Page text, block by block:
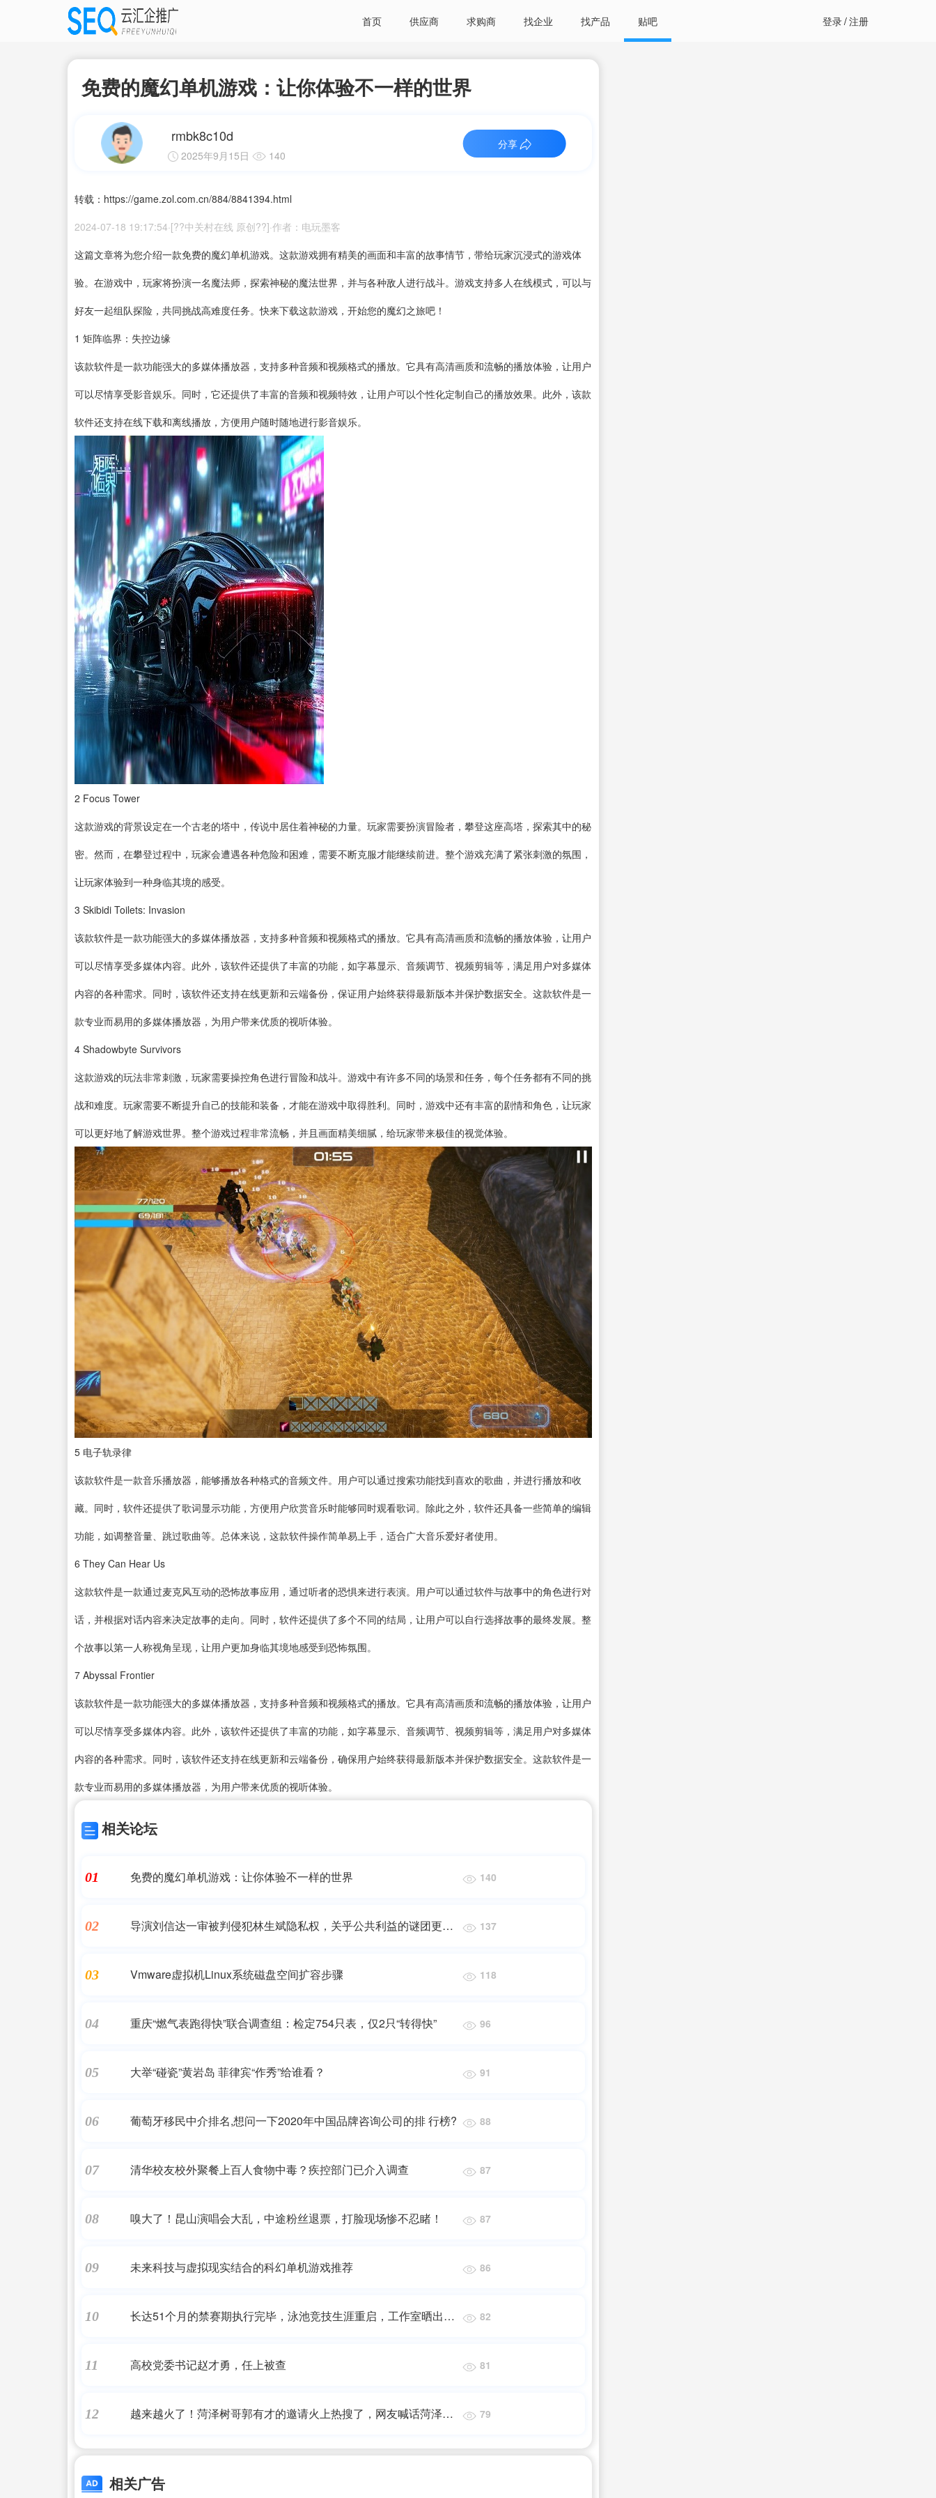
首页 供应商 求购商 找企业 找产品 贴吧 登录/注册
免费的魔幻单机游戏：让你体验不一样的世界
rmbk8c10d
2025年9月15日 140
分享
转载：https://game.zol.com.cn/884/8841394.html
2024-07-18 19:17:54·[??中关村在线 原创??]·作者：电玩墨客
这篇文章将为您介绍一款免费的魔幻单机游戏。这款游戏拥有精美的画面和丰富的故事情节，带给玩家沉浸式的游戏体
验。在游戏中，玩家将扮演一名魔法师，探索神秘的魔法世界，并与各种敌人进行战斗。游戏支持多人在线模式，可以与
好友一起组队探险，共同挑战高难度任务。快来下载这款游戏，开始您的魔幻之旅吧！
1 矩阵临界：失控边缘
该款软件是一款功能强大的多媒体播放器 ，支持多种音频和视频格式的播放。它具有高清画质和流畅的播放体验，让用户
可以尽情享受影音娱乐。同时，它还提供了丰富的音频和视频特效，让用户可以个性化定制自己的播放效果。此外，该款
软件还支持在线下载和离线播放，方便用户随时随地进行影音娱乐。
2 Focus Tower
这款游戏的背景设定在一个古老的塔中，传说中居住着神秘的力量。玩家需要扮演冒险者，攀登这座高塔，探索其中的秘
密。然而，在攀登过程中，玩家会遭遇各种危险和困难，需要不断克服才能继续前进。整个游戏充满了紧张刺激的氛围，
让玩家体验到一种身临其境的感受。
3 Skibidi Toilets: Invasion
该款软件是一款功能强大的多媒体播放器，支持多种音频和视频格式的播放。它具有高清画质和流畅的播放体验，让用户
可以尽情享受多媒体内容。此外，该软件还提供了丰富的功能，如字幕显示、音频调节、 视频剪辑等，满足用户对多媒体
内容的各种需求。同时，该软件还支持在线更新和云端备份，保证用户始终获得最新版本并保护数据安全。这款软件是一
款专业而易用的多媒体播放器，为用户带来优质的视听体验。
4 Shadowbyte Survivors
这款游戏的玩法非常刺激，玩家需要操控角色进行冒险和战斗。游戏中有许多不同的场景和任务，每个任务都有不同的挑
战和难度。玩家需要不断提升自己的技能和装备，才能在游戏中取得胜利。同时，游戏中还有丰富的剧情和角色，让玩家
可以更好地了解游戏世界。整个游戏过程非常流畅，并且画面精美细腻，给玩家带来极佳的视觉体验。
5 电子轨录律
该款软件是一款音乐播放器 ，能够播放各种格式的音频文件。用户可以通过搜索功能找到喜欢的歌曲，并进行播放和收
藏。同时，软件还提供了歌词显示功能，方便用户欣赏音乐时能够同时观看歌词。除此之外，软件还具备一些简单的编辑
功能，如调整音量、跳过歌曲等。总体来说，这款软件操作简单易上手，适合广大音乐爱好者使用。
6 They Can Hear Us
这款软件是一款通过麦克风互动的恐怖故事应用，通过听者的恐惧来进行表演。用户可以通过软件与故事中的角色进行对
话，并根据对话内容来决定故事的走向。同时，软件还提供了多个不同的结局，让用户可以自行选择故事的最终发展。整
个故事以第一人称视角呈现，让用户更加身临其境地感受到恐怖氛围。
7 Abyssal Frontier
该款软件是一款功能强大的多媒体播放器，支持多种音频和视频格式的播放。它具有高清画质和流畅的播放体验，让用户
可以尽情享受多媒体内容。此外，该软件还提供了丰富的功能，如字幕显示、音频调节、视频剪辑等，满足用户对多媒体
内容的各种需求。同时，该软件还支持在线更新和云端备份，确保用户始终获得最新版本并保护数据安全。这款软件是一
款专业而易用的多媒体播放器，为用户带来优质的视听体验。
相关论坛
01 免费的魔幻单机游戏：让你体验不一样的世界 140
02
导演刘信达一审被判侵犯林生斌隐私权，关乎公共利益的谜团更需
137
03 Vmware虚拟机Linux系统磁盘空间扩容步骤 118
04 重庆“燃气表跑得快”联合调查组：检定754只表，仅2只“转得快” 96
05 大举“碰瓷”黄岩岛 菲律宾“作秀”给谁看？ 91
06 葡萄牙移民中介排名,想问一下2020年中国品牌咨询公司的排 行榜? 88
07 清华校友校外聚餐上百人食物中毒？疾控部门已介入调查 87
08 嗅大了！昆山演唱会大乱，中途粉丝退票，打脸现场惨不忍睹！ 87
09 未来科技与虚拟现实结合的科幻单机游戏推荐 86
10
长达51个月的禁赛期执行完毕，泳池竞技生涯重启，工作室晒出孙
82
11 高校党委书记赵才勇，任上被查 81
12
越来越火了！菏泽树哥郭有才的邀请火上热搜了，网友喊话菏泽文
79
相关广告